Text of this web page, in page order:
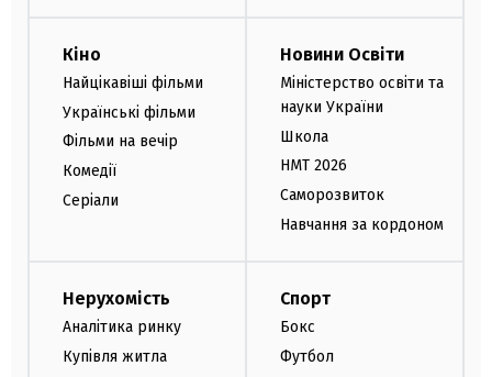
Кіно
Найцікавіші фільми
Українські фільми
Фільми на вечір
Комедії
Серіали
Новини Освіти
Міністерство освіти та
науки України
Школа
НМТ 2026
Саморозвиток
Навчання за кордоном
Нерухомість
Аналітика ринку
Купівля житла
Спорт
Бокс
Футбол